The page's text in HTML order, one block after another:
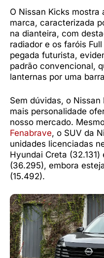
O Nissan Kicks
marca, caracterizada
na dianteira, com
radiador e os faróis
pegada futurista,
padrão convencional,
lanternas por uma
Sem dúvidas, o
mais personalidade
nosso mercado.
Fenabrave, o SUV da
unidades licenciadas
Hyundai Creta
(36.295), embora
(15.492).